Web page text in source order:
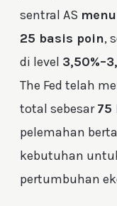
sentral AS
25 basis poin,
di level
The Fed telah
total sebesar75
pelemahan
kebutuhan
pertumbuhan